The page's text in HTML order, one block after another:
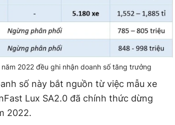
2022 đều ghi nhận doanh số tăng trưởng
số này bắt nguồn từ việc mẫu xe
Lux SA2.0 đã chính thức dừng
2022.